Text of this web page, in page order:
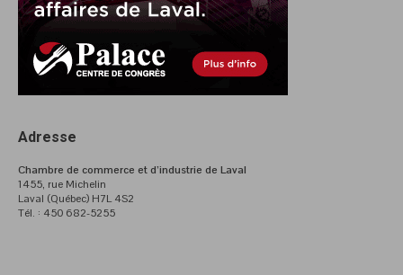
Adresse
Chambre de commerce et d’industrie de Laval
1455, rue Michelin
Laval (Québec) H7L 4S2
Tél. : 450 682-5255